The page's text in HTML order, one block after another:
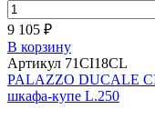
9 105 ₽
В корзину
Артикул 71CI18CL
PALAZZO DUCALE
шкафа-купе L.250